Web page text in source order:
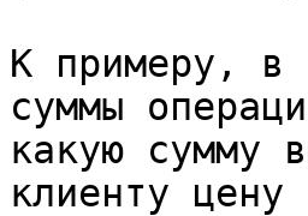
К примеру, в
суммы
какую сумму
клиенту